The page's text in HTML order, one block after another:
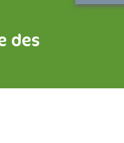
des